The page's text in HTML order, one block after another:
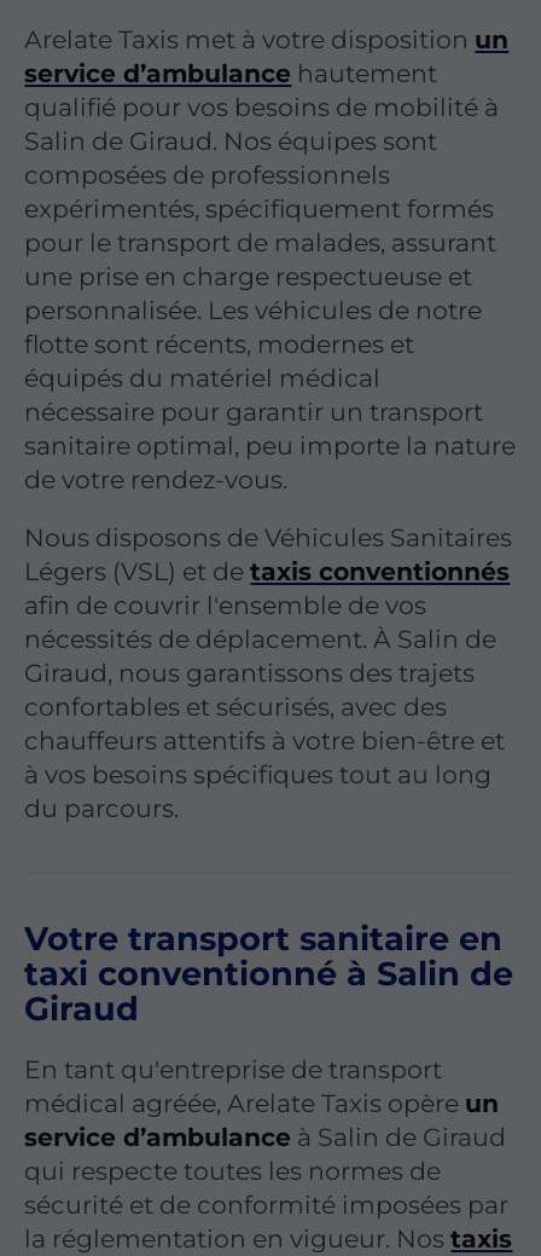
Arelate Taxis met à votre disposition un
service d’ambulance hautement
qualifié pour vos besoins de mobilité à
Salin de Giraud. Nos équipes sont
composées de professionnels
expérimentés, spécifiquement formés
pour le transport de malades, assurant
une prise en charge respectueuse et
personnalisée. Les véhicules de notre
flotte sont récents, modernes et
équipés du matériel médical
nécessaire pour garantir un transport
sanitaire optimal, peu importe la nature
de votre rendez-vous.
Nous disposons de Véhicules Sanitaires
Légers (VSL) et detaxis conventionnés
afin de couvrir l'ensemble de vos
nécessités de déplacement. À Salin de
Giraud, nous garantissons des trajets
confortables et sécurisés, avec des
chauffeurs attentifs à votre bien-être et
à vos besoins spécifiques tout au long
du parcours.
Votre transport sanitaire en
taxi conventionné à Salin de
Giraud
En tant qu'entreprise de transport
médical agréée, Arelate Taxis opère un
service d’ambulance à Salin de Giraud
qui respecte toutes les normes de
sécurité et de conformité imposées par
la réglementation en vigueur. Nostaxis